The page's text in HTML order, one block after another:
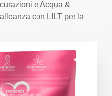
e Acqua &
con LILT per la